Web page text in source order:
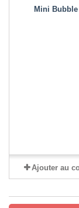
Mini Bubble
Ajouter au